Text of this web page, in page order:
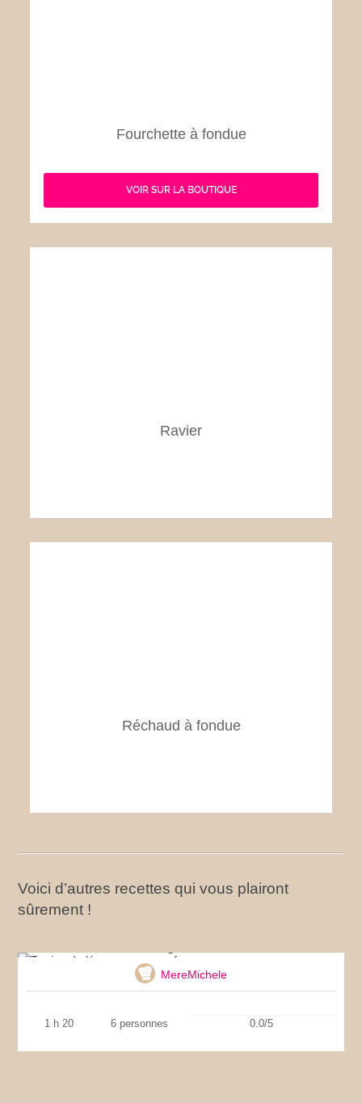
Fourchette à fondue
VOIR SUR LA BOUTIQUE
Ravier
Réchaud à fondue
Voici d’autres recettes qui vous plairont
sûrement !
MereMichele
1 h 20 6 personnes 0.0/5